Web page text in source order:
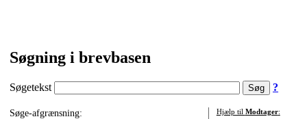
Søgning i brevbasen
Søgetekst ?
Søge-afgrænsning:
Hjælp til Modtager: